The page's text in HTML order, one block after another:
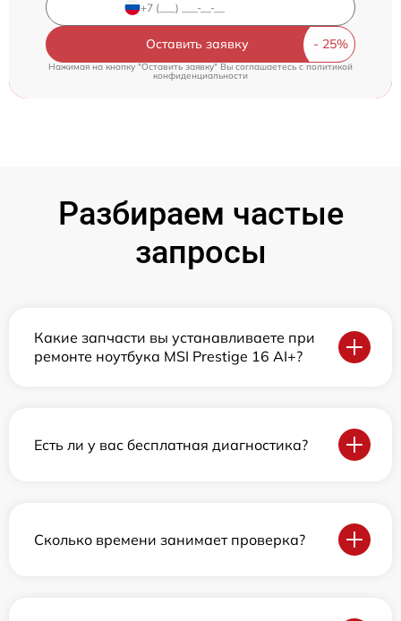
Оставить заявку
Нажимая на кнопку "Оставить заявку" Вы соглашаетесь c политикой
конфиденциальности
Разбираем частые
запросы
Какие запчасти вы устанавливаете при
ремонте ноутбука MSI Prestige 16 AI+?
Есть ли у вас бесплатная диагностика?
Сколько времени занимает проверка?